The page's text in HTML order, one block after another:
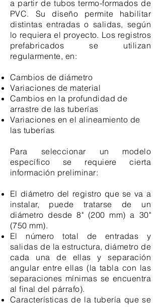
a partir de tubos termo-formados de
PVC. Su diseño permite habilitar
distintas entradas o salidas, según
lo requiera el proyecto. Los registros
prefabricados se utilizan
regularmente, en:
Cambios de diámetro
Variaciones de material
Cambios en la profundidad de
arrastre de las tuberías
Variaciones en el alineamiento de
las tuberías
Para seleccionar un modelo
específico se requiere cierta
información preliminar:
El diámetro del registro que se va a
instalar, puede tratarse de un
diámetro desde 8" (200 mm) a 30"
(750 mm).
El número total de entradas y
salidas de la estructura, diámetro de
cada una de ellas y separación
angular entre ellas (la tabla con las
separaciones mínimas se encuentra
al final del párrafo).
Características de la tubería que se